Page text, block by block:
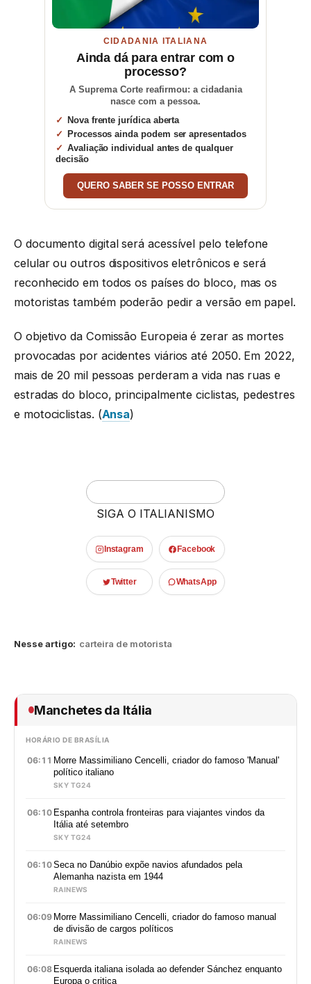
CIDADANIA ITALIANA
Ainda dá para entrar com o
processo?
A Suprema Corte reafirmou: a cidadania
nasce com a pessoa.
Nova frente jurídica aberta
Processos ainda podem ser apresentados
Avaliação individual antes de qualquer
decisão
QUERO SABER SE POSSO ENTRAR
O documento digital será acessível pelo telefone
celular ou outros dispositivos eletrônicos e será
reconhecido em todos os países do bloco, mas os
motoristas também poderão pedir a versão em papel.
O objetivo da Comissão Europeia é zerar as mortes
provocadas por acidentes viários até 2050. Em 2022,
mais de 20 mil pessoas perderam a vida nas ruas e
estradas do bloco, principalmente ciclistas, pedestres
e motociclistas. (Ansa)
SIGA O ITALIANISMO
Instagram Facebook
Twitter WhatsApp
Nesse artigo: carteira de motorista
Manchetes da Itália
HORÁRIO DE BRASÍLIA
06:11 Morre Massimiliano Cencelli, criador do famoso 'Manual'
político italiano
SKY TG24
06:10 Espanha controla fronteiras para viajantes vindos da
Itália até setembro
SKY TG24
06:10Seca no Danúbio expõe navios afundados pela
Alemanha nazista em 1944
RAINEWS
06:09 Morre Massimiliano Cencelli, criador do famoso manual
de divisão de cargos políticos
RAINEWS
06:08 Esquerda italiana isolada ao defender Sánchez enquanto
Europa o critica